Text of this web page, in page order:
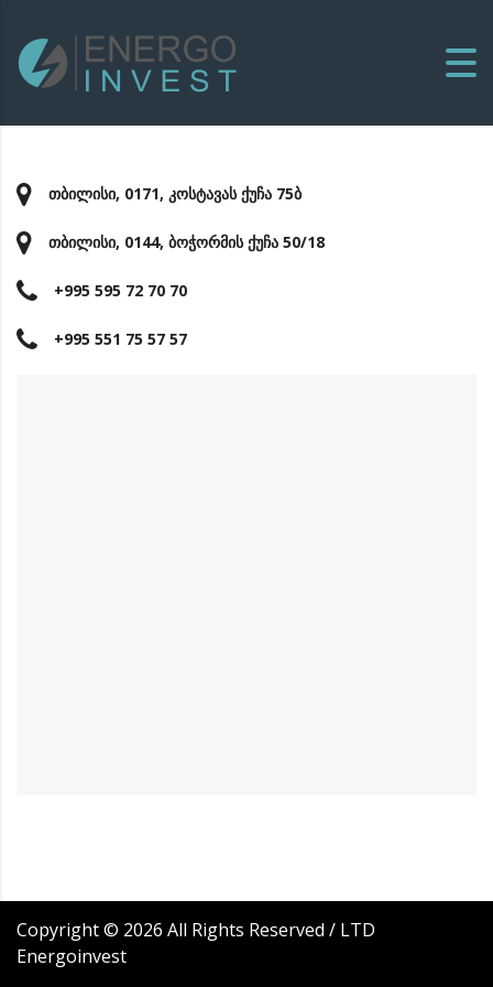
თბილისი, 0171, კოსტავას ქუჩა 75ბ
თბილისი, 0144, ბოჭორმის ქუჩა 50/18
+995 595 72 70 70
+995 551 75 57 57
Copyright © 2026 All Rights Reserved / LTD
Energoinvest